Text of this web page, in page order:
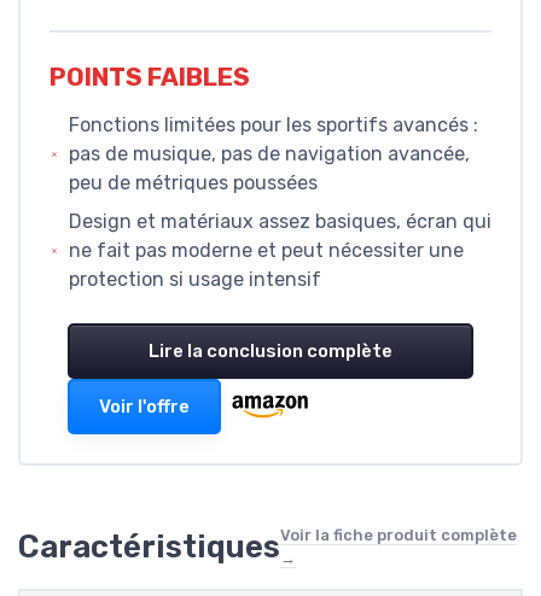
POINTS FAIBLES
Fonctions limitées pour les sportifs avancés :
pas de musique, pas de navigation avancée,
peu de métriques poussées
Design et matériaux assez basiques, écran qui
ne fait pas moderne et peut nécessiter une
protection si usage intensif
Lire la conclusion complète
Voir l'offre
CaractéristiquesVoir la fiche produit complète
→